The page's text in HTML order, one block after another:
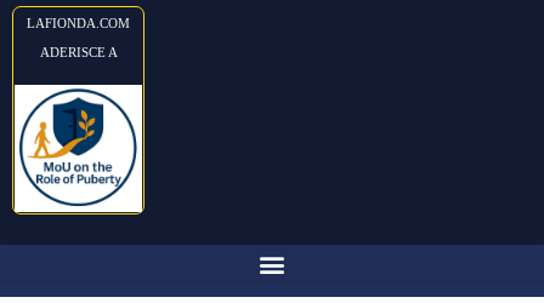
LAFIONDA.COM
ADERISCE A